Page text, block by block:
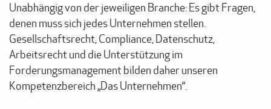
Unabhängig von der jeweiligen Branche: Es gibt Fragen,
denen muss sich jedes Unternehmen stellen.
Gesellschaftsrecht, Compliance, Datenschutz,
Arbeitsrecht und die Unterstützung im
Forderungsmanagement bilden daher unseren
Kompetenzbereich „Das Unternehmen“.